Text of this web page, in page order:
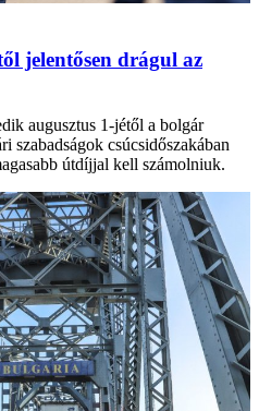
jelentősen drágul az
augusztus 1-jétől a bolgár
szabadságok csúcsidőszakában
útdíjjal kell számolniuk.